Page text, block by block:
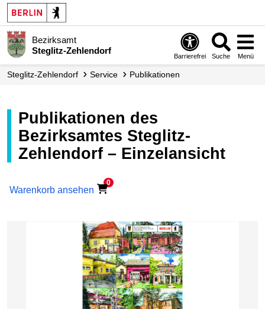
Bezirksamt
Steglitz-Zehlendorf
Barrierefrei Suche Menü
Steglitz-Zehlendorf Service Publikationen
Publikationen des
Bezirksamtes Steglitz-
Zehlendorf – Einzelansicht
0
Warenkorb ansehen